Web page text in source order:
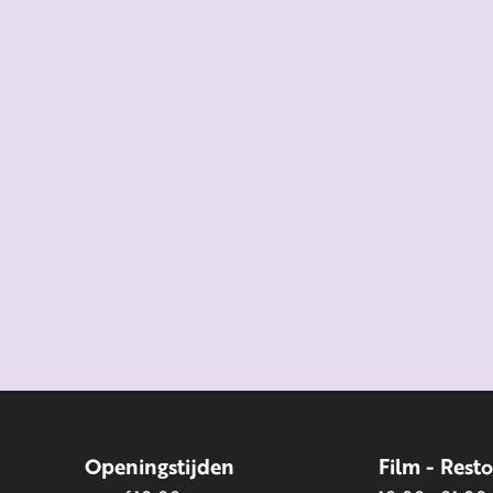
Openingstijden Film -